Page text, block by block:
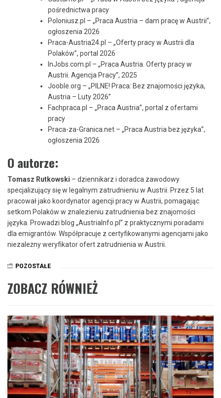
pośrednictwa pracy
Poloniusz.pl – „Praca Austria – dam pracę w Austrii”,
ogłoszenia 2026
Praca-Austria24.pl – „Oferty pracy w Austrii dla
Polaków”, portal 2026
InJobs.com.pl – „Praca Austria. Oferty pracy w
Austrii. Agencja Pracy”, 2025
Jooble.org – „PILNE! Praca: Bez znajomości języka,
Austria – Luty 2026”
Fachpraca.pl – „Praca Austria”, portal z ofertami
pracy
Praca-za-Granica.net – „Praca Austria bez języka”,
ogłoszenia 2026
O autorze:
Tomasz Rutkowski – dziennikarz i doradca zawodowy
specjalizujący się w legalnym zatrudnieniu w Austrii. Przez 5 lat
pracował jako koordynator agencji pracy w Austrii, pomagając
setkom Polaków w znalezieniu zatrudnienia bez znajomości
języka. Prowadzi blog „AustriaInfo.pl” z praktycznymi poradami
dla emigrantów. Współpracuje z certyfikowanymi agencjami jako
niezależny weryfikator ofert zatrudnienia w Austrii.
POZOSTAŁE
ZOBACZ RÓWNIEŻ